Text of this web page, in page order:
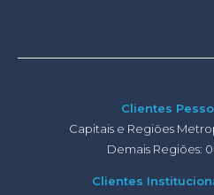
Clientes
Capitais e Regiões
Demais Regiões:
Clientes